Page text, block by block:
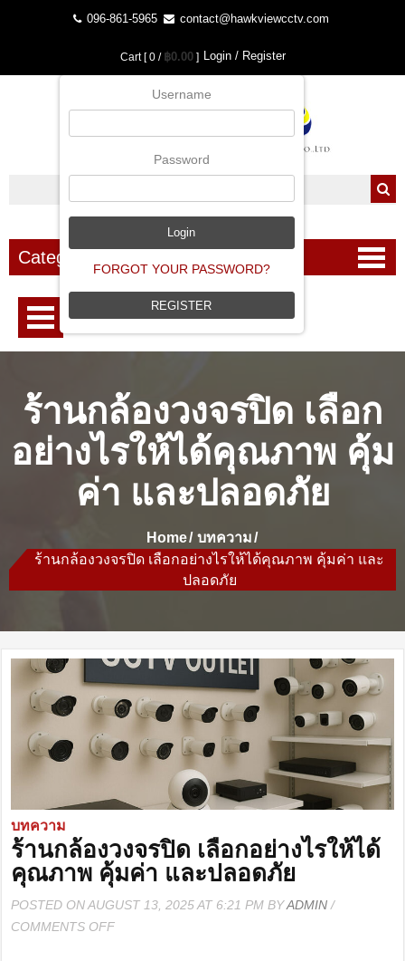
096-861-5965 contact@hawkviewcctv.com
Cart [ 0 / ฿0.00] Login / Register
Username
Password
FORGOT YOUR PASSWORD?
REGISTER
Categories
ร้านกล้องวงจรปิด เลือก
อย่างไรให้ได้คุณภาพ คุ้ม
ค่า และปลอดภัย
Home
บทความ
ร้านกล้องวงจรปิด เลือกอย่างไรให้ได้คุณภาพ คุ้มค่า และ
ปลอดภัย
บทความ
ร้านกล้องวงจรปิด เลือกอย่างไรให้ได้
คุณภาพ คุ้มค่า และปลอดภัย
POSTED ON AUGUST 13, 2025 AT 6:21 PM BYADMIN /
COMMENTS OFFON